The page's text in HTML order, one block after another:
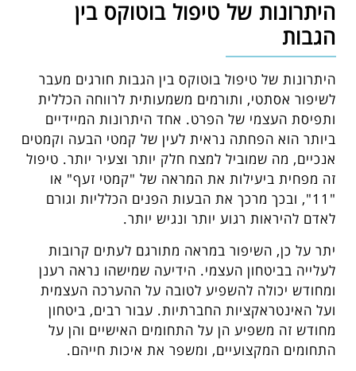
היתרונות של טיפול בוטוקס בין
הגבות
היתרונות של טיפול בוטוקס בין הגבות חורגים מעבר
לשיפור אסתטי, ותורמים משמעותית לרווחה הכללית
ותפיסת העצמי של הפרט. אחד היתרונות המיידיים
ביותר הוא הפחתה נראית לעין של קמטי הבעה וקמטים
אנכיים, מה שמוביל למצח חלק יותר וצעיר יותר. טיפול
זה מפחית ביעילות את המראה של "קמטי זעף" או
"11", ובכך מרכך את הבעות הפנים הכלליות וגורם
לאדם להיראות רגוע יותר ונגיש יותר.
יתר על כן, השיפור במראה מתורגם לעתים קרובות
לעלייה בביטחון העצמי. הידיעה שמישהו נראה רענן
ומחודש יכולה להשפיע לטובה על ההערכה העצמית
ועל האינטראקציות החברתיות. עבור רבים, ביטחון
מחודש זה משפיע הן על התחומים האישיים והן על
התחומים המקצועיים, ומשפר את איכות חייהם.